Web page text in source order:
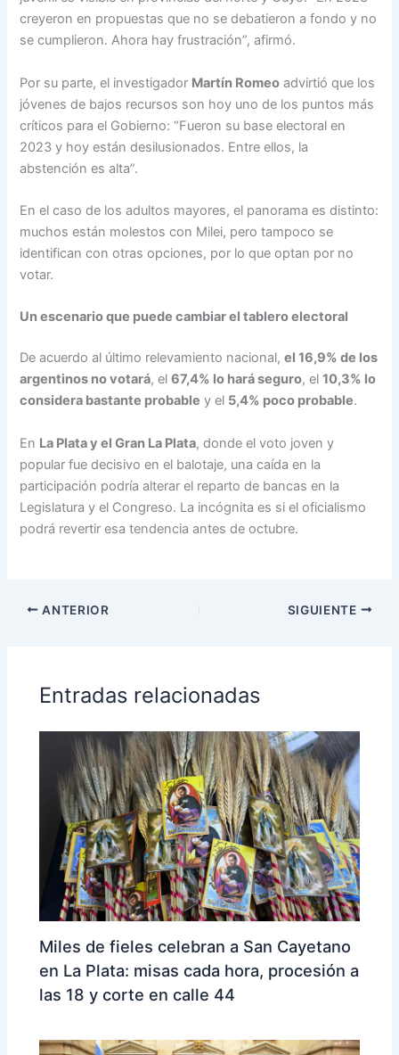
creyeron en propuestas que no se debatieron a fondo y no
se cumplieron. Ahora hay frustración”, afirmó.
Por su parte, el investigador Martín Romeo advirtió que los
jóvenes de bajos recursos son hoy uno de los puntos más
críticos para el Gobierno: “Fueron su base electoral en
2023 y hoy están desilusionados. Entre ellos, la
abstención es alta”.
En el caso de los adultos mayores, el panorama es distinto:
muchos están molestos con Milei, pero tampoco se
identifican con otras opciones, por lo que optan por no
votar.
Un escenario que puede cambiar el tablero electoral
De acuerdo al último relevamiento nacional,el 16,9% de los
argentinos no votará, el67,4% lo hará seguro, el10,3% lo
considera bastante probable y el 5,4% poco probable.
En La Plata y el Gran La Plata, donde el voto joven y
popular fue decisivo en el balotaje, una caída en la
participación podría alterar el reparto de bancas en la
Legislatura y el Congreso. La incógnita es si el oficialismo
podrá revertir esa tendencia antes de octubre.
ANTERIOR SIGUIENTE
Entradas relacionadas
Miles de fieles celebran a San Cayetano
en La Plata: misas cada hora, procesión a
las 18 y corte en calle 44